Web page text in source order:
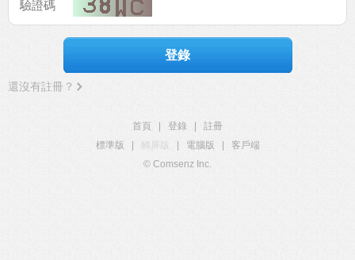
登錄
還沒有註冊？
首頁 登錄
註冊
標準版
觸屏版 電腦版
客戶端
© Comsenz Inc.